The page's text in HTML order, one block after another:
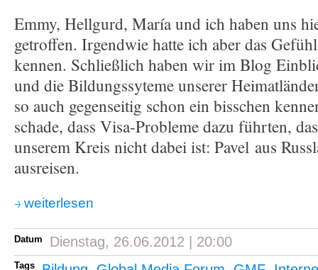
Emmy, Hellgurd, María und ich haben uns
getroffen. Irgendwie hatte ich aber das
kennen. Schließlich haben wir im Blog
und die Bildungssyteme unserer
so auch gegenseitig schon ein bisschen
schade, dass Visa-Probleme dazu führten,
unserem Kreis nicht dabei ist: Pavel aus
ausreisen.
weiterlesen
Datum Dienstag, 26.06.2012 | 20:00
Tags